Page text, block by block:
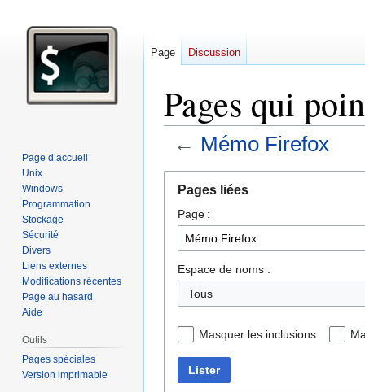
Pages qui
← Mémo Firefox
navigation
recherche
Pages liées
Page :
Espace de noms :
Tous
Masquer les inclusions
Lister
Page Discussion
Page d’accueil
Unix
Windows
Programmation
Stockage
Sécurité
Divers
Liens externes
Modifications récentes
Page au hasard
Aide
Outils
Pages spéciales
Version imprimable